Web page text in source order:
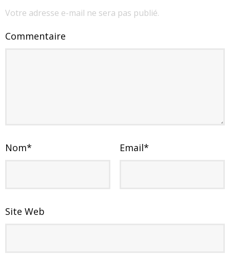
Votre adresse e-mail ne sera pas publié.
Commentaire
Nom* Email*
Site Web